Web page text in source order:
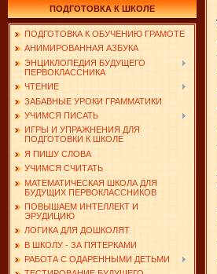
ПОДГОТОВКА К ШКОЛЕ
ПОДГОТОВКА К ОБУЧЕНИЮ ГРАМОТЕ
АНИМИРОВАННАЯ АЗБУКА
ЭНЦИКЛОПЕДИЯ БУДУЩЕГО
ПЕРВОКЛАССНИКА
ЧТЕНИЕ
ЗАБАВНЫЕ УРОКИ ГРАММАТИКИ
УЧИМСЯ ПИСАТЬ
ИГРЫ И УПРАЖНЕНИЯ ДЛЯ
ПОДГОТОВКИ К ШКОЛЕ
Я ПИШУ СЛОВА
УЧИМСЯ СЧИТАТЬ
МАТЕМАТИЧЕСКАЯ ШКОЛА ДЛЯ
БУДУЩИХ ПЕРВОКЛАССНИКОВ
ПОВЫШАЕМ ИНТЕЛЛЕКТ И
ЭРУДИЦИЮ
ЛОГИКА ДЛЯ ДОШКОЛЯТ
В ШКОЛУ - ЗА ПЯТЕРКАМИ
РАБОТА С ОДАРЕННЫМИ ДЕТЬМИ